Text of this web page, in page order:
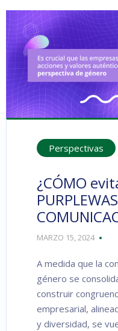
Perspectivas
¿CÓMO
MARZO 15, 2024
A medida que la
género se
construir
empresarial,
y diversidad, se